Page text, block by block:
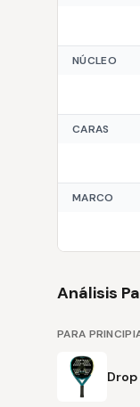
NÚCLEO
CARAS
MARCO
Análisis
PARA